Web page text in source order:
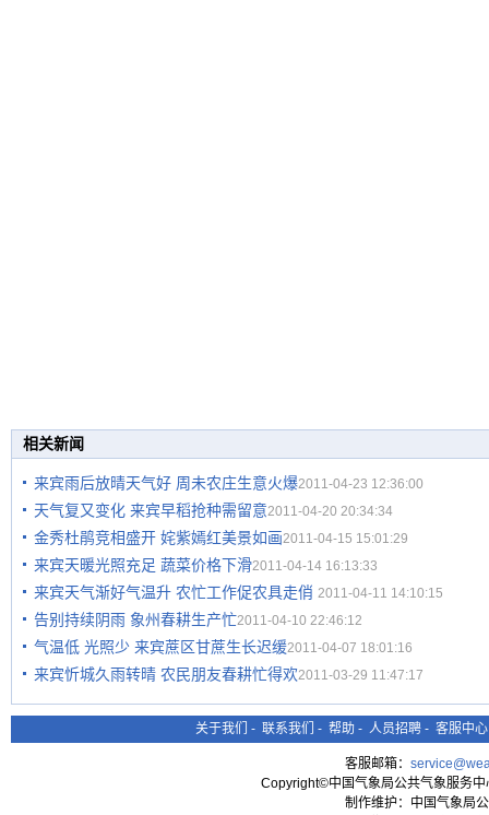
相关新闻
来宾雨后放晴天气好 周未农庄生意火爆2011-04-23 12:36:00
天气复又变化 来宾早稻抢种需留意2011-04-20 20:34:34
金秀杜鹃竞相盛开 姹紫嫣红美景如画2011-04-15 15:01:29
来宾天暖光照充足 蔬菜价格下滑2011-04-14 16:13:33
来宾天气渐好气温升 农忙工作促农具走俏 2011-04-11 14:10:15
告别持续阴雨 象州春耕生产忙2011-04-10 22:46:12
气温低 光照少 来宾蔗区甘蔗生长迟缓2011-04-07 18:01:16
来宾忻城久雨转晴 农民朋友春耕忙得欢2011-03-29 11:47:17
关于我们 - 联系我们 - 帮助 - 人员招聘 - 客服中心
客服邮箱：
Copyright©中国气象局公共气象服务
制作维护：中国气象局